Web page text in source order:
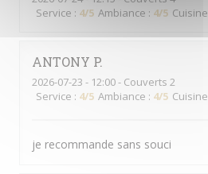
Service : 4/5 Ambiance : 4/5 Cuisine
ANTONY P
2026-07-23 - 12:00 - Couverts 2
Service : 4/5 Ambiance : 4/5 Cuisine
je recommande sans souci